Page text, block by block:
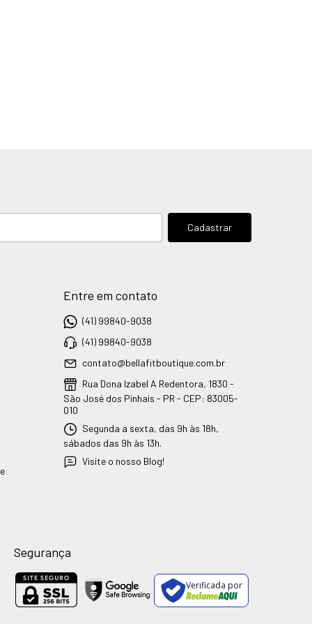
Entre em contato
(41) 99840-9038
(41) 99840-9038
contato@bellafitboutique.com.br
Rua Dona Izabel A Redentora, 1830 -
São José dos Pinhais - PR - CEP: 83005-
010
Segunda a sexta, das 9h às 18h,
sábados das 9h às 13h.
Visite o nosso Blog!
Segurança
Verificada por